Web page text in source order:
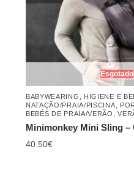
Esgotado
BABYWEARING HIGIENE E
NATAÇÃO/PRAIA/PISCINA
BEBÉS DE PRAIA/VERÃO
,
Minimonkey Mini Sling –
40.50€